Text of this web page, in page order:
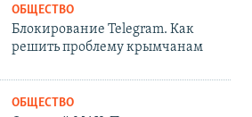
ОБЩЕСТВО
Блокирование Telegram. Как
решить проблему крымчанам
ОБЩЕСТВО